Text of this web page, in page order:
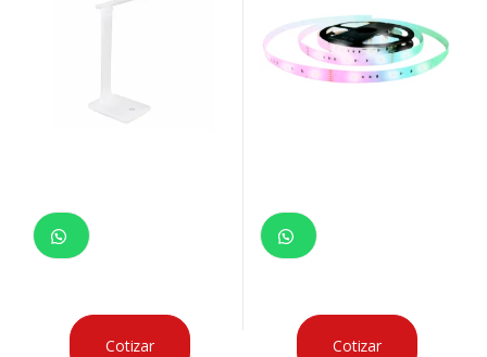
Cotizar Cotizar